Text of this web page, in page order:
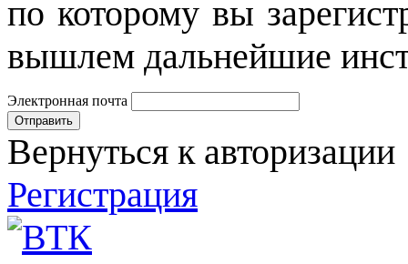
по которому вы
вышлем дальнейшие
Электронная почта
Вернуться к авторизации
Регистрация